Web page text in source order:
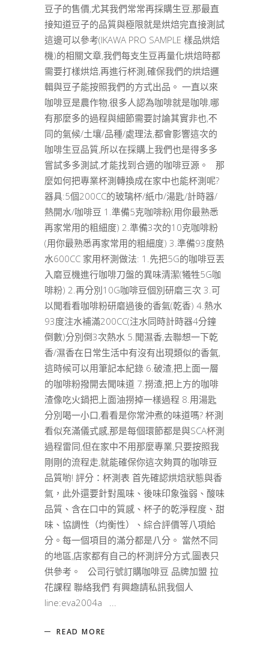
豆子的售價,尤其我們常常再採購生豆,那最直
接知道豆子的品質與極限就是烘焙完直接測試
這邊可以參考(IKAWA PRO SAMPLE 樣品烘焙
機)的相關文章,我們每支生豆再量化烘焙時都
需要打樣烘焙,再進行杯測,確保我們的烘焙邏
輯與豆子能按照我們的方式出品。 一直以來
咖啡豆是農作物,很多人認為咖啡就是咖啡,哪
有那麼多的過程與細節需要討論其實非也,不
同的氣候/土壤/品種/處理法,都會影響這次的
咖啡生豆品質,所以在採購上我們也是得多多
嘗試多多測試,才能找到合適的咖啡豆源。 那
麼如何把專業杯測轉換成在家中也能杯測呢?
器具:5個200CC的玻璃杯/紙巾/湯匙/計時器/
熱開水/咖啡豆 1.準備5克咖啡粉(用你最熟悉
再家常用的粗細度) 2.準備3次的10克咖啡粉
(用你最熟悉再家常用的粗細度) 3.準備93度熱
水600CC 家用杯測做法: 1.先把5G的咖啡豆丟
入磨豆機進行咖啡刀盤的異味清潔(犧牲5G咖
啡粉) 2.再分別10G咖啡豆個別研磨三次 3.可
以聞看看咖啡粉研磨過後的香氣(乾香) 4.熱水
93度注水補滿200CC(注水同時計時器4分鐘
倒數)分別倒3次熱水 5.聞濕香,去聯想一下乾
香/濕香在日常生活中有沒有出現類似的香氣,
這時候可以用筆記本紀錄 6.破渣,把上面一層
的咖啡粉撥開去聞味道 7.撈渣,把上方的咖啡
渣像吃火鍋把上面油撈掉一樣過程 8.用湯匙
分別喝一小口,看看是你常沖煮的味道嗎? 杯測
看似充滿儀式感,那是每個環節都是與SCA杯測
過程雷同,但在家中不用那麼專業,只要按照我
剛剛的流程走,就能確保你這次夠買的咖啡豆
品質喲! 評分：杯測表 首先確認烘焙狀態與香
氣，此外還要針對風味、後味印象強弱、酸味
品質、含在口中的質感、杯子的乾淨程度、甜
味、協調性（均衡性）、綜合評價等八項給
分。每一個項目的滿分都是八分。 當然不同
的地區,店家都有自己的杯測評分方式,圖表只
供參考。 公司行號訂購咖啡豆 品牌加盟 拉
花課程 聯絡我們 有興趣請私訊我個人
line:eva2004a
READ MORE